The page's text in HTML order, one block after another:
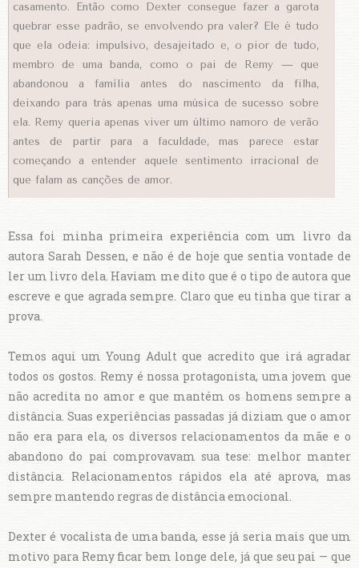
casamento. Então como Dexter consegue fazer a garota
quebrar esse padrão, se envolvendo pra valer? Ele é tudo
que ela odeia: impulsivo, desajeitado e, o pior de tudo,
membro de uma banda, como o pai de Remy — que
abandonou a família antes do nascimento da filha,
deixando para trás apenas uma música de sucesso sobre
ela. Remy queria apenas viver um último namoro de verão
antes de partir para a faculdade, mas parece estar
começando a entender aquele sentimento irracional de
que falam as canções de amor.
Essa foi minha primeira experiência com um livro da
autora Sarah Dessen, e não é de hoje que sentia vontade de
ler um livro dela. Haviam me dito que é o tipo de autora que
escreve e que agrada sempre. Claro que eu tinha que tirar a
prova.
Temos aqui um Young Adult que acredito que irá agradar
todos os gostos. Remy é nossa protagonista, uma jovem que
não acredita no amor e que mantém os homens sempre a
distância. Suas experiências passadas já diziam que o amor
não era para ela, os diversos relacionamentos da mãe e o
abandono do pai comprovavam sua tese: melhor manter
distância. Relacionamentos rápidos ela até aprova, mas
sempre mantendo regras de distância emocional.
Dexter é vocalista de uma banda, esse já seria mais que um
motivo para Remy ficar bem longe dele, já que seu pai — que